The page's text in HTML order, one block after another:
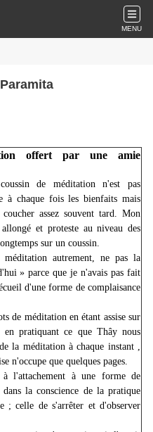
MENU
offert par une amie
de méditation n'est pas
à chaque fois les bienfaits mais
assez souvent tard. Mon
et proteste au niveau des
sur un coussin.
autrement, ne pas la
» parce que je n'avais pas fait
d'une forme de complaisance
de méditation en étant assise sur
pratiquant ce que Thây nous
la méditation à chaque instant ,
n'occupe que quelques pages.
l'attachement à une forme de
la conscience de la pratique
; celle de s'arrêter et d'observer